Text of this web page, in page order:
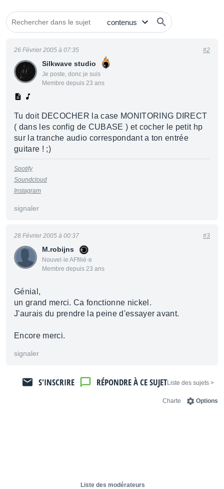
Silkwave studio
Je poste, donc je suis
Membre depuis 23 ans
26 Février 2005 à 07:35 #2
Tu doit DECOCHER la case MONITORING DIRECT
( dans les config de CUBASE ) et cocher le petit hp
sur la tranche audio correspondant a ton entrée
guitare ! ;)
Spotify
Soundcloud
Instagram
signaler
M.robijns
Nouvel·le AFfilié·e
Membre depuis 23 ans
28 Février 2005 à 00:37 #3
Génial,
un grand merci. Ca fonctionne nickel.
J'aurais du prendre la peine d'essayer avant.
Encore merci.
signaler
< Liste des sujets
RÉPONDRE À CE SUJET
S'INSCRIRE
Options
Charte
Liste des modérateurs